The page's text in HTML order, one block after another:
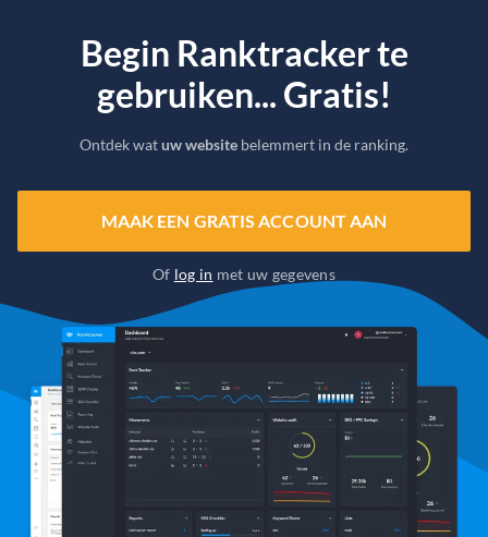
Begin Ranktracker te
gebruiken... Gratis!
Ontdek watuw website belemmert in de ranking.
MAAK EEN GRATIS ACCOUNT AAN
Of log in met uw gegevens